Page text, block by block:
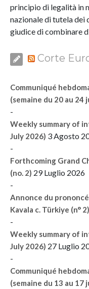
principio di legalità in
nazionale di tutela
giudice di combinare
Corte
Communiqué
(semaine du 20 au 24
-
Weekly summary of
July 2026) 3 Agosto
-
Forthcoming Grand
(no. 2) 29 Luglio 2026
-
Annonce du
Kavala c. Türkiye (n° 2)
-
Weekly summary of
July 2026) 27 Luglio
-
Communiqué
(semaine du 13 au 17